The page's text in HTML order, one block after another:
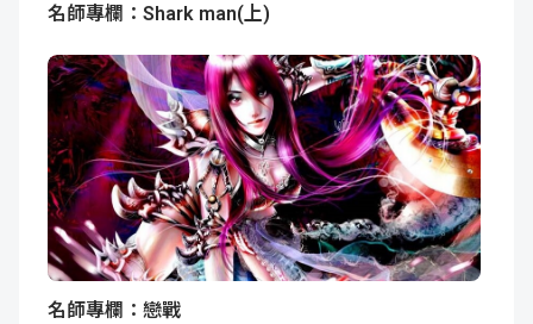
名師專欄：Shark man(上)
名師專欄：戀戰